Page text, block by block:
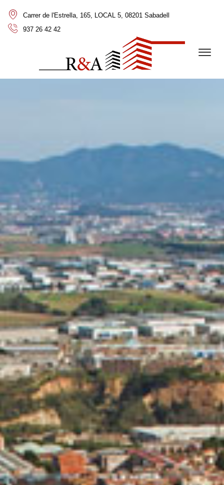
Carrer de l'Estrella, 165, LOCAL 5, 08201 Sabadell
937 26 42 42